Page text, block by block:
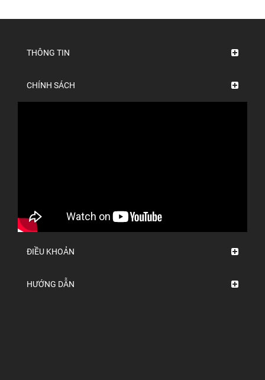
THÔNG TIN
CHÍNH SÁCH
ĐIỀU KHOẢN
HƯỚNG DẪN